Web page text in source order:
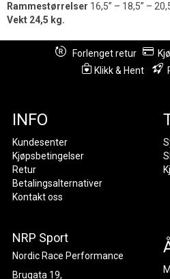
Rammestørrelser 16,5” – 18,5” –
Vekt 24,5 kg.
Forlenget retur
Klikk & Hent
INFO
Kundesenter
Kjøpsbetingelser
Retur
Betalingsalternativer
Kontakt oss
NRP Sport
Nordic Race Performance
Brugata 19,